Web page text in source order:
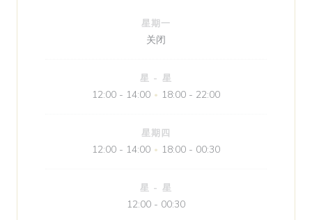
星期一
关闭
星 - 星
12:00 - 14:00 • 18:00 - 22:00
星期四
12:00 - 14:00 • 18:00 - 00:30
星 - 星
12:00 - 00:30